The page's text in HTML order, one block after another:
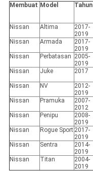
Membuat Model Tahun
Nissan
Altima
2017-
2019
Nissan
Armada
2017-
2019
Nissan Perbatasan 2005-
2019
Nissan Juke 2017
Nissan NV
2012-
2019
Nissan
Pramuka
2007-
2012
Nissan Penipu
2008-
2019
Nissan Rogue Sport 2017-
2019
Nissan Sentra
2014-
2019
Nissan
Titan
2004-
2019